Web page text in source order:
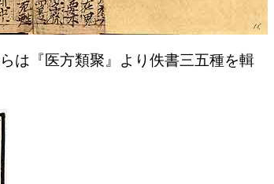
は『医方類聚』より佚書三五種を輯